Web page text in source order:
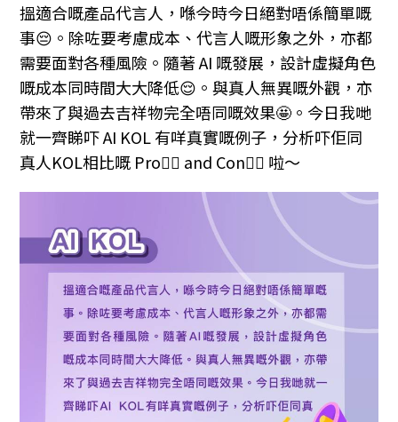
搵適合嘅產品代言人，喺今時今日絕對唔係簡單嘅
事😔。除咗要考慮成本、代言人嘅形象之外，亦都
需要面對各種風險。隨著 AI 嘅發展，設計虛擬角色
嘅成本同時間大大降低😌。與真人無異嘅外觀，亦
帶來了與過去吉祥物完全唔同嘅效果🤩。今日我哋
就一齊睇吓 AI KOL 有咩真實嘅例子，分析吓佢同
真人KOL相比嘅 Pro👍🏼 and Con👎🏼 啦～